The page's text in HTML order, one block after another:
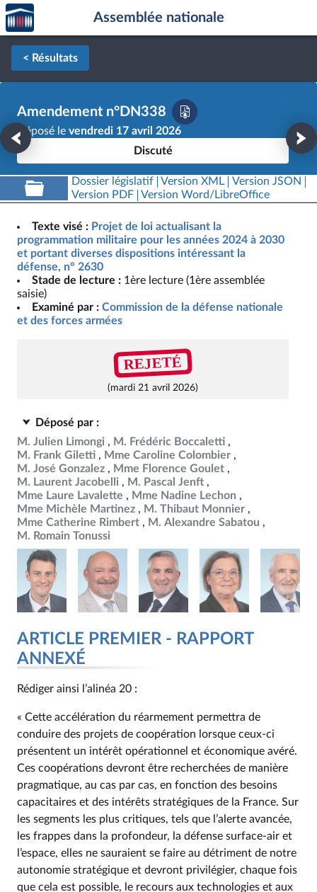
Aller au contenu
Aller en bas de la page
Accèder
à la
page
d'accueil
Assemblée nationale
< Résultats
Amendement n°DN338
Déposé le vendredi 17 avril 2026
Discuté
Dossier législatif Version XML
Version JSON
Version PDF
Version Word/LibreOffice
Texte visé : Projet de loi actualisant la
programmation militaire pour les années 2024 à 2030
et portant diverses dispositions intéressant la
défense, n° 2630
Stade de lecture : 1ère lecture (1ère assemblée
saisie)
Examiné par : Commission de la défense nationale
et des forces armées
REJETÉ
(mardi 21 avril 2026)
Déposé par :
M. Julien Limongi
M. Frédéric Boccaletti
M. Frank Giletti
Mme Caroline Colombier
M. José Gonzalez
Mme Florence Goulet
M. Laurent Jacobelli
M. Pascal Jenft
Mme Laure Lavalette
Mme Nadine Lechon
Mme Michèle Martinez
M. Thibaut Monnier
Mme Catherine Rimbert
M. Alexandre Sabatou
M. Romain Tonussi
ARTICLE PREMIER - RAPPORT
ANNEXÉ
Rédiger ainsi l’alinéa 20 :
« Cette accélération du réarmement permettra de
conduire des projets de coopération lorsque ceux-ci
présentent un intérêt opérationnel et économique avéré.
Ces coopérations devront être recherchées de manière
pragmatique, au cas par cas, en fonction des besoins
capacitaires et des intérêts stratégiques de la France. Sur
les segments les plus critiques, tels que l’alerte avancée,
les frappes dans la profondeur, la défense surface-air et
l’espace, elles ne sauraient se faire au détriment de notre
autonomie stratégique et devront privilégier, chaque fois
que cela est possible, le recours aux technologies et aux